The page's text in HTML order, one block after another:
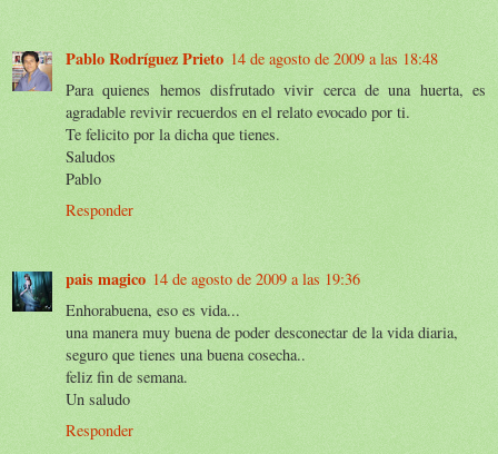
Pablo Rodríguez Prieto 14 de agosto de 2009 a las 18:48
Para quienes hemos disfrutado vivir cerca de una huerta, es
agradable revivir recuerdos en el relato evocado por ti.
Te felicito por la dicha que tienes.
Saludos
Pablo
Responder
pais magico 14 de agosto de 2009 a las 19:36
Enhorabuena, eso es vida...
una manera muy buena de poder desconectar de la vida diaria,
seguro que tienes una buena cosecha..
feliz fin de semana.
Un saludo
Responder